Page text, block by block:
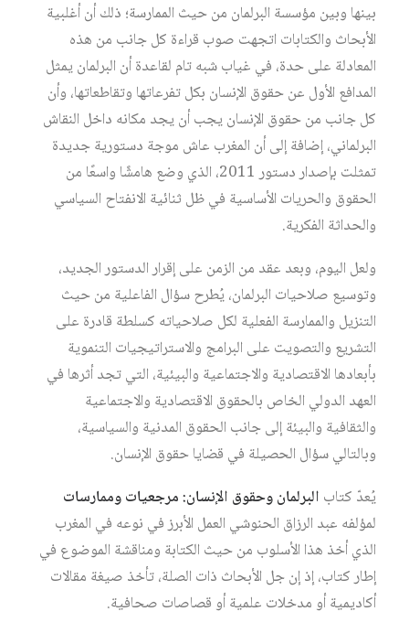
بينها وبين مؤسسة البرلمان من حيث الممارسة؛ ذلك أن أغلبية
الأبحاث والكتابات اتجهت صوب قراءة كل جانب من هذه
المعادلة على حدة، في غياب شبه تام لقاعدة أن البرلمان يمثل
المدافع الأول عن حقوق الإنسان بكل تفرعاتها وتقاطعاتها، وأن
كل جانب من حقوق الإنسان يجب أن يجد مكانه داخل النقاش
البرلماني، إضافة إلى أن المغرب عاش موجة دستورية جديدة
تمثلت بإصدار دستور 2011، الذي وضع هامشًا واسعًا من
الحقوق والحريات الأساسية في ظل ثنائية الانفتاح السياسي
والحداثة الفكرية.
ولعل اليوم، وبعد عقد من الزمن على إقرار الدستور الجديد،
وتوسيع صلاحيات البرلمان، يُطرح سؤال الفاعلية من حيث
التنزيل والممارسة الفعلية لكل صلاحياته كسلطة قادرة على
التشريع والتصويت على البرامج والاستراتيجيات التنموية
بأبعادها الاقتصادية والاجتماعية والبيئية، التي تجد أثرها في
العهد الدولي الخاص بالحقوق الاقتصادية والاجتماعية
والثقافية والبيئة إلى جانب الحقوق المدنية والسياسية،
وبالتالي سؤال الحصيلة في قضايا حقوق الإنسان.
يُعدّ كتاب البرلمان وحقوق الإنسان: مرجعيات وممارسات
لمؤلفه عبد الرزاق الحنوشي العمل الأبرز في نوعه في المغرب
الذي أخذ هذا الأسلوب من حيث الكتابة ومناقشة الموضوع في
إطار كتاب، إذ إن جل الأبحاث ذات الصلة، تأخذ صيغة مقالات
أكاديمية أو مدخلات علمية أو قصاصات صحافية.